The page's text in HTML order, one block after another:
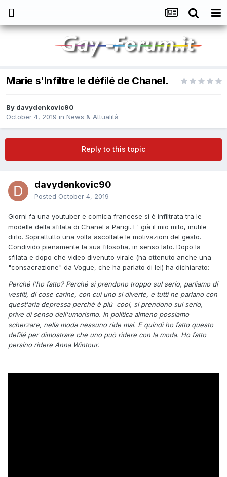
Marie s'Infiltre le défilé de Chanel.
By davydenkovic90
October 4, 2019 in News & Attualità
Reply to this topic
davydenkovic90
Posted October 4, 2019
Giorni fa una youtuber e comica francese si è infiltrata tra le
modelle della sfilata di Chanel a Parigi. E' già il mio mito, inutile
dirlo. Soprattutto una volta ascoltate le motivazioni del gesto.
Condivido pienamente la sua filosofia, in senso lato. Dopo la
sfilata e dopo che video divenuto virale (ha ottenuto anche una
"consacrazione" da Vogue, che ha parlato di lei) ha dichiarato:
Perché l'ho fatto? Perché si prendono troppo sul serio, parliamo di
vestiti, di cose carine, con cui uno si diverte, e tutti ne parlano con
quest'aria depressa perché è più cool, si prendono sul serio,
prive di senso dell'umorismo. In politica almeno possiamo
scherzare, nella moda nessuno ride mai. E quindi ho fatto questo
defilé per dimostrare che uno può ridere con la moda. Ho fatto
persino ridere Anna Wintour.